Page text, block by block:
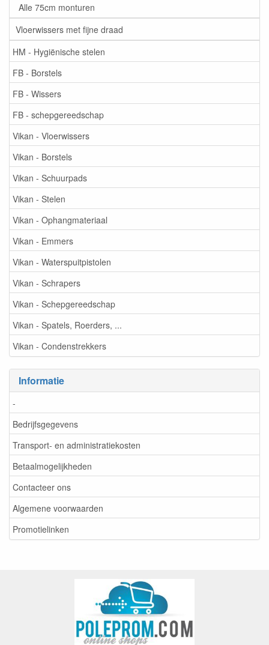
Alle 75cm monturen
Vloerwissers met fijne draad
HM - Hygiënische stelen
FB - Borstels
FB - Wissers
FB - schepgereedschap
Vikan - Vloerwissers
Vikan - Borstels
Vikan - Schuurpads
Vikan - Stelen
Vikan - Ophangmateriaal
Vikan - Emmers
Vikan - Waterspuitpistolen
Vikan - Schrapers
Vikan - Schepgereedschap
Vikan - Spatels, Roerders, ...
Vikan - Condenstrekkers
Informatie
-
Bedrijfsgegevens
Transport- en administratiekosten
Betaalmogelijkheden
Contacteer ons
Algemene voorwaarden
Promotielinken